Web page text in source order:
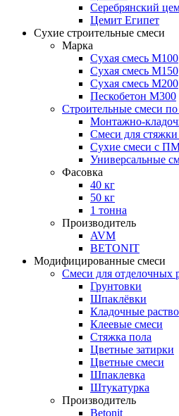
Серебрянский
Цемит Египет
Сухие строительные смеси
Марка
Сухая смесь М100
Сухая смесь М150
Сухая смесь М200
Пескобетон М300
Строительные смеси
Монтажно-
Смеси для стяжки
Сухие смеси с
Универсальные
Фасовка
40 кг
50 кг
1 тонна
Производитель
AVM
BETONIT
Модифицированные смеси
Смеси для отделочных
Грунтовки
Шпаклёвки
Кладочные
Клеевые смеси
Стяжка пола
Цветные затирки
Цветные смеси
Шпаклевка
Штукатурка
Производитель
Betonit